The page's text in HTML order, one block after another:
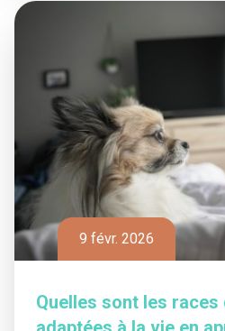
9 févr. 2026
Quelles sont les races